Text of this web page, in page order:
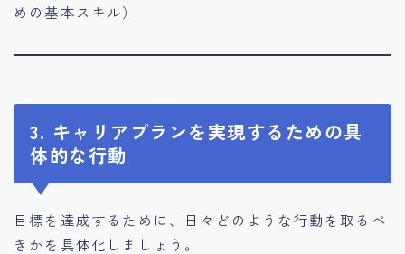
めの基本スキル）
3. キャリアプランを実現するための具
体的な行動
目標を達成するために、日々どのような行動を取るべ
きかを具体化しましょう。